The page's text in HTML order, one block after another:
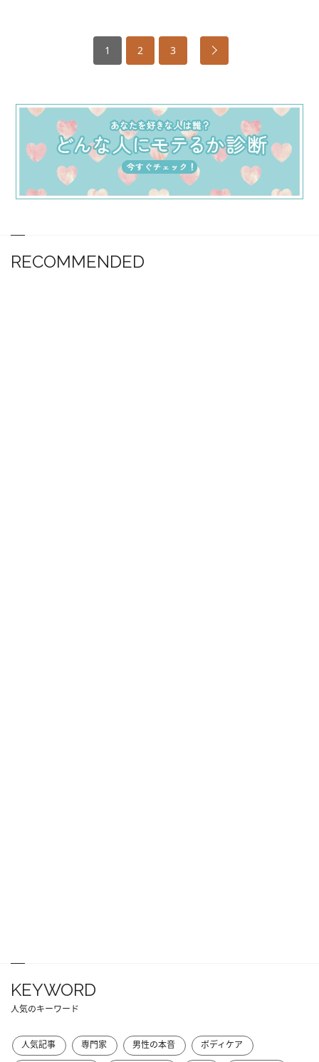
1 2 3
RECOMMENDED
KEYWORD
人気のキーワード
人気記事 専門家 男性の本音
ボディケア